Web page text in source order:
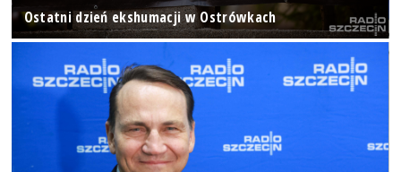
Ostatni dzień ekshumacji w Ostrówkach